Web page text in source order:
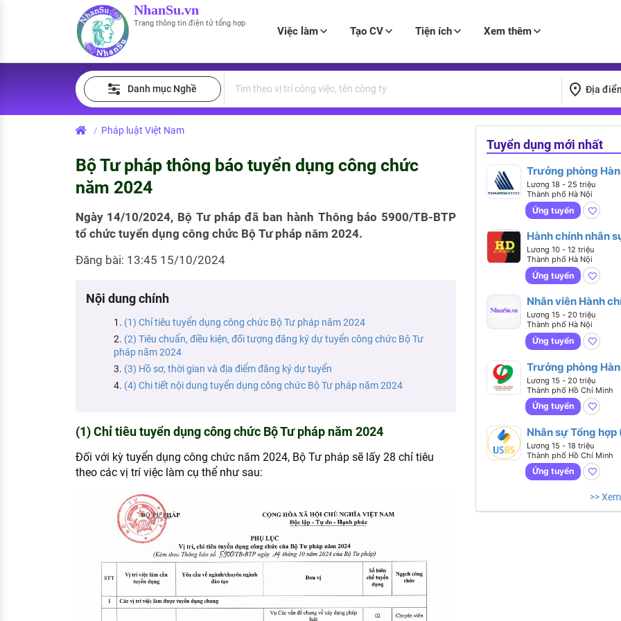
NhanSu.vn
Trang thông tin điện tử tổng hợp
Việc làm Tạo CV Tiện ích Xem thêm
Tìm việc làm
Việc làm tốt nhất
Danh sách nhà tuyển dụng
Quản lý CV
MẪU CV THEO STYLE
Mẫu CV đơn giản
Tính lương Gross - Net
PHÁP LUẬT VIỆT NAM
Văn bản pháp luật
Chính sách mới
Lao động và tiền lương
Thuế thu nhập
Hồ sơ biểu mẫu
Chính sách lao động
KHÁM PHÁ NGHỀ NGHIỆP
Kỹ năng nghề nghiệp
Xu hướng việc làm
XÂY DỰNG VÀ PHÁT TRIỂN ĐỘI NGŨ
TUYỂN DỤNG VIỆC LÀM
Danh mục Nghề Địa
/ Pháp luật Việt Nam
Bộ Tư pháp thông báo tuyển dụng công chức
năm 2024
Ngày 14/10/2024, Bộ Tư pháp đã ban hành Thông báo 5900/TB-BTP
tổ chức tuyển dụng công chức Bộ Tư pháp năm 2024.
Đăng bài: 13:45 15/10/2024
Nội dung chính
(1) Chỉ tiêu tuyển dụng công chức Bộ Tư pháp năm 2024
(2) Tiêu chuẩn, điều kiện, đối tượng đăng ký dự tuyển công chức Bộ Tư
pháp năm 2024
(3) Hồ sơ, thời gian và địa điểm đăng ký dự tuyển
(4) Chi tiết nội dung tuyển dụng công chức Bộ Tư pháp năm 2024
(1) Chỉ tiêu tuyển dụng công chức Bộ Tư pháp năm 2024
Đối với kỳ tuyển dụng công chức năm 2024, Bộ Tư pháp sẽ lấy 28 chỉ tiêu
theo các vị trí việc làm cụ thể như sau:
Tuyển dụng mới nhất
Trưởng phòng
chính nhân sự -
Lương 18 - 25 triệu
Thành phố Hà Nội
Ứng tuyển
Hành chính nhân
làm ngay
Lương 10 - 12 triệu
Thành phố Hà Nội
Ứng tuyển
Nhân viên Hành
nhân sự tổng hợp
T7&CN - Lương 15 -
20m tại Hà Nội)
Lương 15 - 20 triệu
Thành phố Hà Nội
Ứng tuyển
Trưởng phòng
chính Nhân sự Tổng
hợp
Lương 15 - 20 triệu
Thành phố Hồ Chí Minh
Ứng tuyển
Nhân sự Tổng hợp
Generalist)
Lương 15 - 18 triệu
Thành phố Hồ Chí Minh
Ứng tuyển
>>